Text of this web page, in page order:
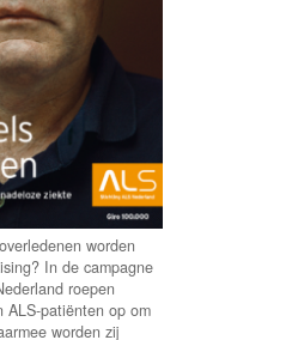
worden
In de campagne
roepen
ALS-patiënten op om
worden zij